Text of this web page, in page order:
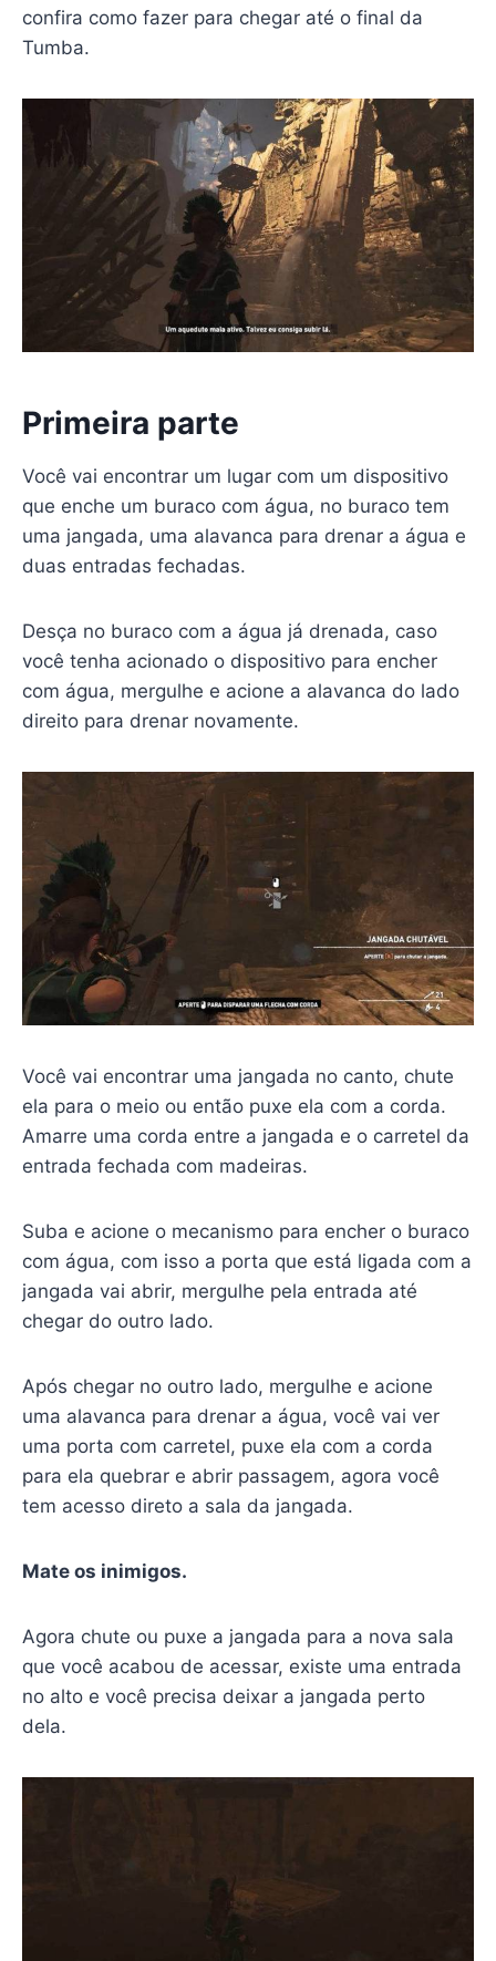
confira como fazer para chegar até o final da
Tumba.
Primeira parte
Você vai encontrar um lugar com um dispositivo
que enche um buraco com água, no buraco tem
uma jangada, uma alavanca para drenar a água e
duas entradas fechadas.
Desça no buraco com a água já drenada, caso
você tenha acionado o dispositivo para encher
com água, mergulhe e acione a alavanca do lado
direito para drenar novamente.
Você vai encontrar uma jangada no canto, chute
ela para o meio ou então puxe ela com a corda.
Amarre uma corda entre a jangada e o carretel da
entrada fechada com madeiras.
Suba e acione o mecanismo para encher o buraco
com água, com isso a porta que está ligada com a
jangada vai abrir, mergulhe pela entrada até
chegar do outro lado.
Após chegar no outro lado, mergulhe e acione
uma alavanca para drenar a água, você vai ver
uma porta com carretel, puxe ela com a corda
para ela quebrar e abrir passagem, agora você
tem acesso direto a sala da jangada.
Mate os inimigos.
Agora chute ou puxe a jangada para a nova sala
que você acabou de acessar, existe uma entrada
no alto e você precisa deixar a jangada perto
dela.